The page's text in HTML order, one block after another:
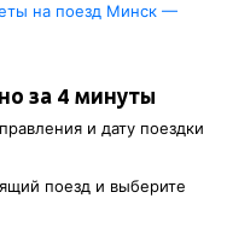
на поезд Минск —
за 4 минуты
и дату поездки
поезд и выберите